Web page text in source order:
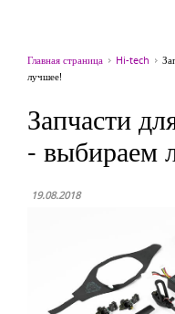
Главная страница Hi-tech
лучшее!
Запчасти
- выбираем
19.08.2018